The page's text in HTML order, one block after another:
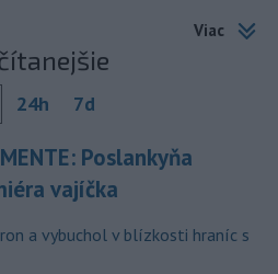
Viac
24h 7d
Poslankyňa
vajíčka
a vybuchol v blízkosti hraníc s